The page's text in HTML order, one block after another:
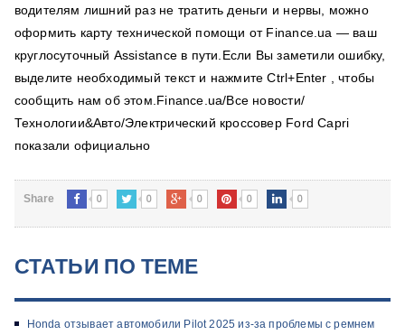
водителям лишний раз не тратить деньги и нервы, можно
оформить карту технической помощи от Finance.ua — ваш
круглосуточный Assistance в пути.Если Вы заметили ошибку,
выделите необходимый текст и нажмите Ctrl+Enter , чтобы
сообщить нам об этом.Finance.ua/Все новости/
Технологии&Авто/Электрический кроссовер Ford Capri
показали официально
Share 0 0 0 0 0
СТАТЬИ ПО ТЕМЕ
Honda отзывает автомобили Pilot 2025 из-за проблемы с ремнем